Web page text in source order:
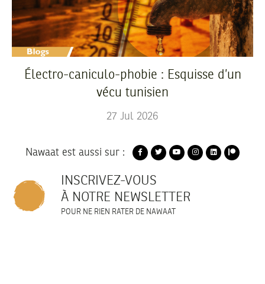
Électro-caniculo-phobie : Esquisse d’un
vécu tunisien
27 Jul 2026
Nawaat est aussi sur :
INSCRIVEZ-VOUS
À NOTRE NEWSLETTER
POUR NE RIEN RATER DE NAWAAT